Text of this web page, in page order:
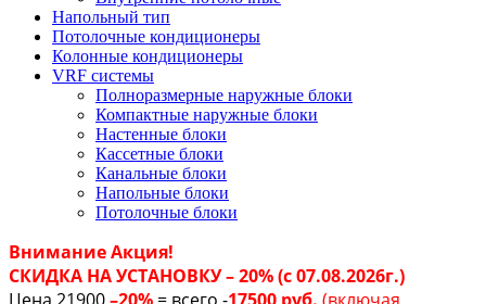
Напольный тип
Потолочные кондиционеры
Колонные кондиционеры
VRF системы
Полноразмерные наружные блоки
Компактные наружные блоки
Настенные блоки
Кассетные блоки
Канальные блоки
Напольные блоки
Потолочные блоки
Внимание Акция!
СКИДКА НА УСТАНОВКУ – 20% (с 07.08.2026г.)